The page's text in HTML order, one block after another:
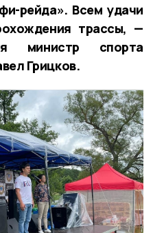
рейда». Всем удачи
трассы, —
министр спорта
Грицков.